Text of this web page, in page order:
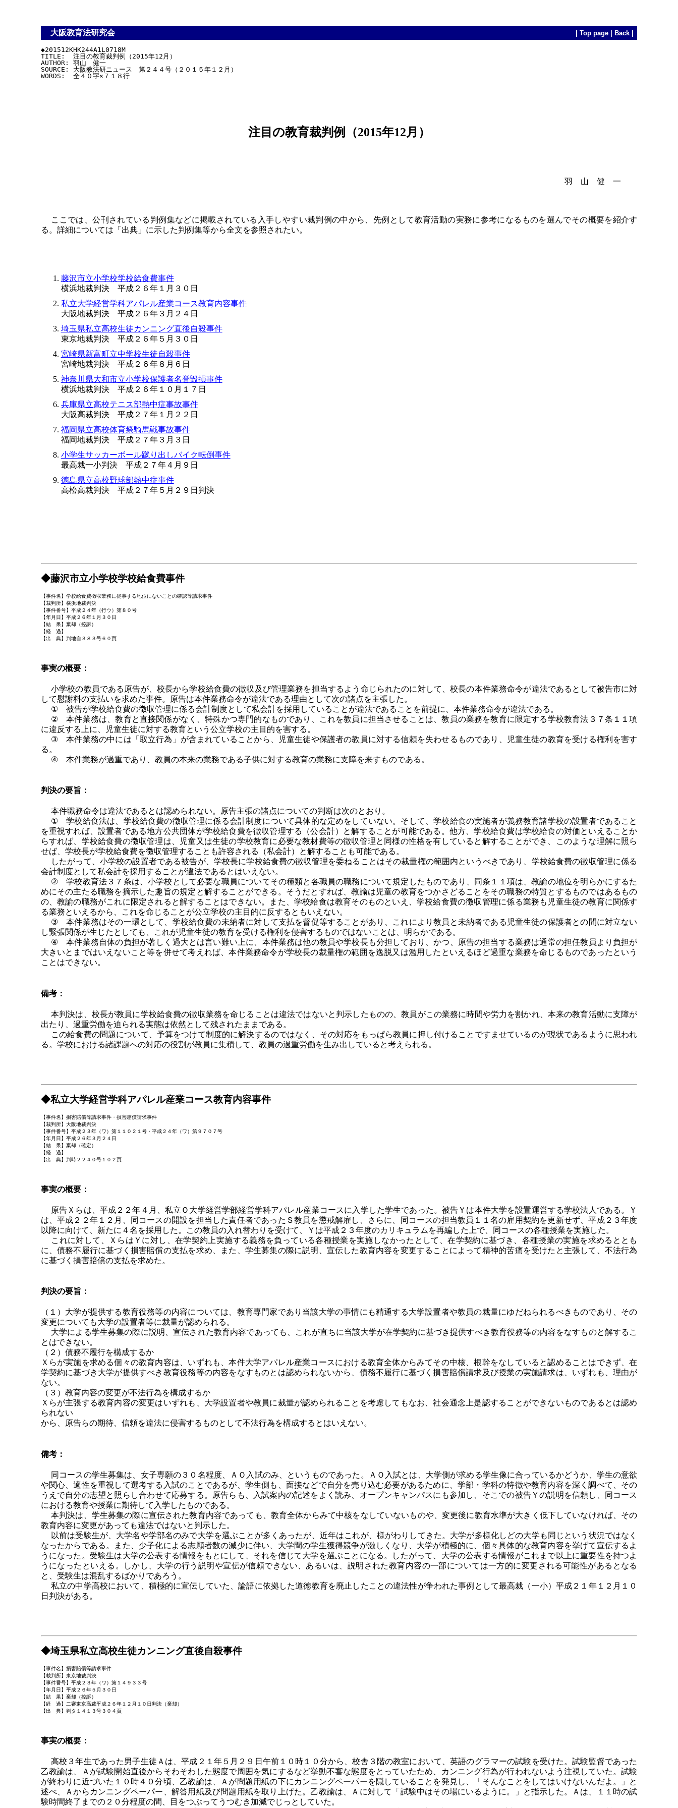
大阪教育法研究会 Top page| Back|
◆201512KHK244A1L0718M
TITLE:  注目の教育裁判例（2015年12月）
AUTHOR: 羽山　健一
SOURCE: 大阪教法研ニュース　第２４４号（２０１５年１２月）
WORDS:  全４０字×７１８行
注目の教育裁判例（2015年12月）
羽 山 健 一
ここでは、公刊されている判例集などに掲載されている入手しやすい裁判例の中から、先例として教育活動の実務に参考になるものを選んでその概要を紹介す
る。詳細については「出典」に示した判例集等から全文を参照されたい。
藤沢市立小学校学校給食費事件
横浜地裁判決 平成２６年１月３０日
私立大学経営学科アパレル産業コース教育内容事件
大阪地裁判決 平成２６年３月２４日
埼玉県私立高校生徒カンニング直後自殺事件
東京地裁判決 平成２６年５月３０日
宮崎県新富町立中学校生徒自殺事件
宮崎地裁判決 平成２６年８月６日
神奈川県大和市立小学校保護者名誉毀損事件
横浜地裁判決 平成２６年１０月１７日
兵庫県立高校テニス部熱中症事故事件
大阪高裁判決 平成２７年１月２２日
福岡県立高校体育祭騎馬戦事故事件
福岡地裁判決 平成２７年３月３日
小学生サッカーボール蹴り出しバイク転倒事件
最高裁一小判決 平成２７年４月９日
徳島県立高校野球部熱中症事件
高松高裁判決 平成２７年５月２９日判決
◆藤沢市立小学校学校給食費事件
【事件名】学校給食費徴収業務に従事する地位にないことの確認等請求事件
【裁判所】横浜地裁判決
【事件番号】平成２４年（行ウ）第８０号
【年月日】平成２６年１月３０日
【結 果】棄却（控訴）
【経 過】
【出 典】判地自３８３号６０頁
事実の概要：
小学校の教員である原告が、校長から学校給食費の徴収及び管理業務を担当するよう命じられたのに対して、校長の本件業務命令が違法であるとして被告市に対
して慰謝料の支払いを求めた事件。原告は本件業務命令が違法である理由として次の諸点を主張した。
① 被告が学校給食費の徴収管理に係る会計制度として私会計を採用していることが違法であることを前提に、本件業務命令が違法である。
② 本件業務は、教育と直接関係がなく、特殊かつ専門的なものであり、これを教員に担当させることは、教員の業務を教育に限定する学校教育法３７条１１項
に違反する上に、児童生徒に対する教育という公立学校の主目的を害する。
③ 本件業務の中には「取立行為」が含まれていることから、児童生徒や保護者の教員に対する信頼を失わせるものであり、児童生徒の教育を受ける権利を害す
る。
④ 本件業務が過重であり、教員の本来の業務である子供に対する教育の業務に支障を来すものである。
判決の要旨：
本件職務命令は違法であるとは認められない。原告主張の諸点についての判断は次のとおり。
① 学校給食法は、学校給食費の徴収管理に係る会計制度について具体的な定めをしていない。そして、学校給食の実施者が義務教育諸学校の設置者であること
を重視すれば、設置者である地方公共団体が学校給食費を徴収管理する（公会計）と解することが可能である。他方、学校給食費は学校給食の対価といえることか
らすれば、学校給食費の徴収管理は、児童又は生徒の学校教育に必要な教材費等の徴収管理と同様の性格を有していると解することができ、このような理解に照ら
せば、学校長が学校給食費を徴収管理することも許容される（私会計）と解することも可能である。
したがって、小学校の設置者である被告が、学校長に学校給食費の徴収管理を委ねることはその裁量権の範囲内というべきであり、学校給食費の徴収管理に係る
会計制度として私会計を採用することが違法であるとはいえない。
② 学校教育法３７条は、小学校として必要な職員についてその種類と各職員の職務について規定したものであり、同条１１項は、教諭の地位を明らかにするた
めにその主たる職務を摘示した趣旨の規定と解することができる。そうだとすれば、教諭は児童の教育をつかさどることをその職務の特質とするものではあるもの
の、教諭の職務がこれに限定されると解することはできない。また、学校給食は教育そのものといえ、学校給食費の徴収管理に係る業務も児童生徒の教育に関係す
る業務といえるから、これを命じることが公立学校の主目的に反するともいえない。
③ 本件業務はその一環として、学校給食費の未納者に対して支払を督促等することがあり、これにより教員と未納者である児童生徒の保護者との間に対立ない
し緊張関係が生じたとしても、これが児童生徒の教育を受ける権利を侵害するものではないことは、明らかである。
④ 本件業務自体の負担が著しく過大とは言い難い上に、本件業務は他の教員や学校長も分担しており、かつ、原告の担当する業務は通常の担任教員より負担が
大きいとまではいえないこと等を併せて考えれば、本件業務命令が学校長の裁量権の範囲を逸脱又は濫用したといえるほど過重な業務を命じるものであったという
ことはできない。
備考：
本判決は、校長が教員に学校給食費の徴収業務を命じることは違法ではないと判示したものの、教員がこの業務に時間や労力を割かれ、本来の教育活動に支障が
出たり、過重労働を迫られる実態は依然として残されたままである。
この給食費の問題について、予算をつけて制度的に解決するのではなく、その対応をもっぱら教員に押し付けることですませているのが現状であるように思われ
る。学校における諸課題への対応の役割が教員に集積して、教員の過重労働を生み出していると考えられる。
◆私立大学経営学科アパレル産業コース教育内容事件
【事件名】損害賠償等請求事件・損害賠償請求事件
【裁判所】大阪地裁判決
【事件番号】平成２３年（ワ）第１１０２１号・平成２４年（ワ）第９７０７号
【年月日】平成２６年３月２４日
【結 果】棄却（確定）
【経 過】
【出 典】判時２２４０号１０２頁
事実の概要：
原告Ｘらは、平成２２年４月、私立Ｏ大学経営学部経営学科アパレル産業コースに入学した学生であった。被告Ｙは本件大学を設置運営する学校法人である。Ｙ
は、平成２２年１２月、同コースの開設を担当した責任者であったＳ教員を懲戒解雇し、さらに、同コースの担当教員１１名の雇用契約を更新せず、平成２３年度
以降に向けて、新たに４名を採用した。この教員の入れ替わりを受けて、Ｙは平成２３年度のカリキュラムを再編した上で、同コースの各種授業を実施した。
これに対して、ＸらはＹに対し、在学契約上実施する義務を負っている各種授業を実施しなかったとして、在学契約に基づき、各種授業の実施を求めるととも
に、債務不履行に基づく損害賠償の支払を求め、また、学生募集の際に説明、宣伝した教育内容を変更することによって精神的苦痛を受けたと主張して、不法行為
に基づく損害賠償の支払を求めた。
判決の要旨：
（１）大学が提供する教育役務等の内容については、教育専門家であり当該大学の事情にも精通する大学設置者や教員の裁量にゆだねられるべきものであり、その
変更についても大学の設置者等に裁量が認められる。
大学による学生募集の際に説明、宣伝された教育内容であっても、これが直ちに当該大学が在学契約に基づき提供すべき教育役務等の内容をなすものと解するこ
とはできない。
（２）債務不履行を構成するか
Ｘらが実施を求める個々の教育内容は、いずれも、本件大学アパレル産業コースにおける教育全体からみてその中核、根幹をなしていると認めることはできず、在
学契約に基づき大学が提供すべき教育役務等の内容をなすものとは認められないから、債務不履行に基づく損害賠償請求及び授業の実施請求は、いずれも、理由が
ない。
（３）教育内容の変更が不法行為を構成するか
Ｘらが主張する教育内容の変更はいずれも、大学設置者や教員に裁量が認められることを考慮してもなお、社会通念上是認することができないものであるとは認め
られない
から、原告らの期待、信頼を違法に侵害するものとして不法行為を構成するとはいえない。
備考：
同コースの学生募集は、女子専願の３０名程度、ＡＯ入試のみ、というものであった。ＡＯ入試とは、大学側が求める学生像に合っているかどうか、学生の意欲
や関心、適性を重視して選考する入試のことであるが、学生側も、面接などで自分を売り込む必要があるために、学部・学科の特徴や教育内容を深く調べて、その
うえで自分の志望と照らし合わせて応募する。原告らも、入試案内の記述をよく読み、オープンキャンパスにも参加し、そこでの被告Ｙの説明を信頼し、同コース
における教育や授業に期待して入学したものである。
本判決は、学生募集の際に宣伝された教育内容であっても、教育全体からみて中核をなしていないものや、変更後に教育水準が大きく低下していなければ、その
教育内容に変更があっても違法ではないと判示した。
以前は受験生が、大学名や学部名のみで大学を選ぶことが多くあったが、近年はこれが、様がわりしてきた。大学が多様化しどの大学も同じという状況ではなく
なったからである。また、少子化による志願者数の減少に伴い、大学間の学生獲得競争が激しくなり、大学が積極的に、個々具体的な教育内容を挙げて宣伝するよ
うになった。受験生は大学の公表する情報をもとにして、それを信じて大学を選ぶことになる。したがって、大学の公表する情報がこれまで以上に重要性を持つよ
うになったといえる。しかし、大学の行う説明や宣伝が信頼できない、あるいは、説明された教育内容の一部については一方的に変更される可能性があるとなる
と、受験生は混乱するばかりであろう。
私立の中学高校において、積極的に宣伝していた、論語に依拠した道徳教育を廃止したことの違法性が争われた事例として最高裁（一小）平成２１年１２月１０
日判決がある。
◆埼玉県私立高校生徒カンニング直後自殺事件
【事件名】損害賠償等請求事件
【裁判所】東京地裁判決
【事件番号】平成２３年（ワ）第１４９３３号
【年月日】平成２６年５月３０日
【結 果】棄却（控訴）
【経 過】二審東京高裁平成２６年１２月１０日判決（棄却）
【出 典】判タ１４１３号３０４頁
事実の概要：
高校３年生であった男子生徒Ａは、平成２１年５月２９日午前１０時１０分から、校舎３階の教室において、英語のグラマーの試験を受けた。試験監督であった
乙教諭は、Ａが試験開始直後からそわそわした態度で周囲を気にするなど挙動不審な態度をとっていたため、カンニング行為が行われないよう注視していた。試験
が終わりに近づいた１０時４０分頃、乙教諭は、Ａが問題用紙の下にカンニングペーパーを隠していることを発見し、「そんなことをしてはいけないんだよ。」と
述べ、Ａからカンニングペーパー、解答用紙及び問題用紙を取り上げた。乙教諭は、Ａに対して「試験中はその場にいるように。」と指示した。Ａは、１１時の試
験時間終了までの２０分程度の間、目をつぶってうつむき加減でじっとしていた。